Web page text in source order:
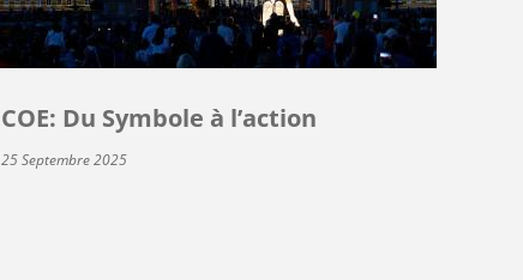
COE: Du Symbole à l’action
25 Septembre 2025